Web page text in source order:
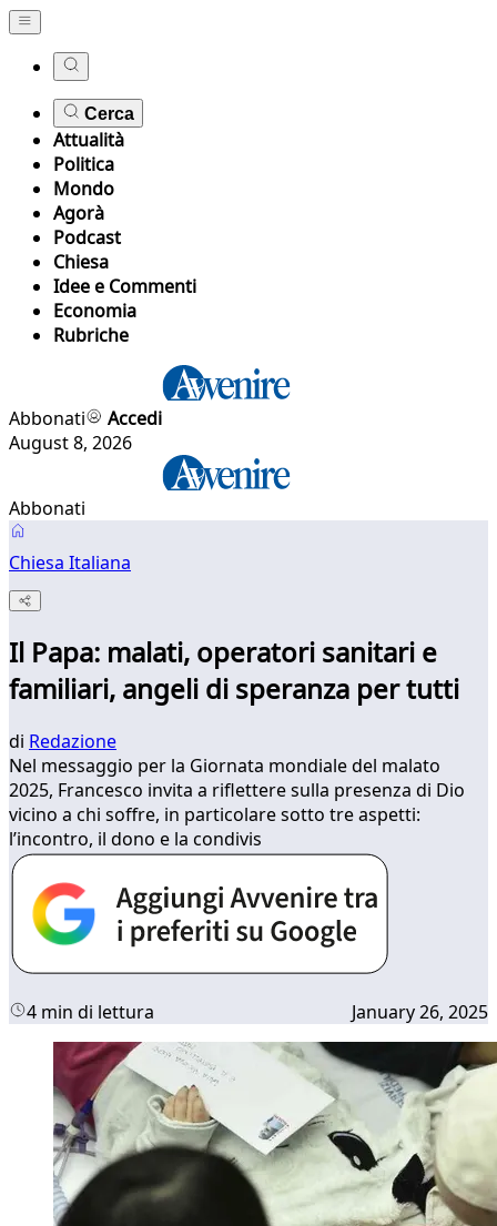
Cerca
Attualità
Politica
Mondo
Agorà
Podcast
Chiesa
Idee e Commenti
Economia
Rubriche
Abbonati
Accedi
August 8, 2026
Abbonati
Chiesa Italiana
Il Papa: malati, operatori sanitari e
familiari, angeli di speranza per tutti
di Redazione
Nel messaggio per la Giornata mondiale del malato
2025, Francesco invita a riflettere sulla presenza di Dio
vicino a chi soffre, in particolare sotto tre aspetti:
l’incontro, il dono e la condivis
4 min di lettura January 26, 2025